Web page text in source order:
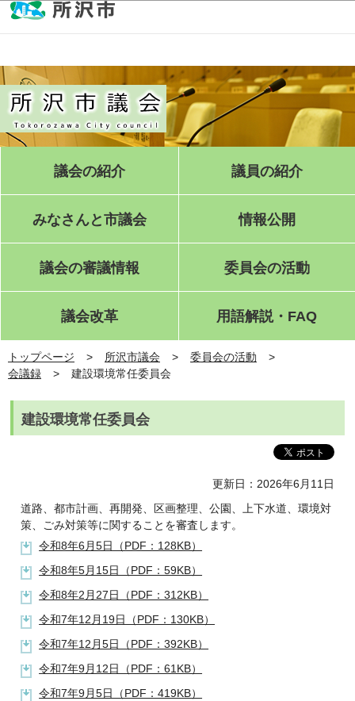
このページの本文へ移動
議会の紹介 議員の紹介
みなさんと市議会 情報公開
議会の審議情報 委員会の活動
議会改革 用語解説・FAQ
トップページ 所沢市議会
委員会の活動
会議録
建設環境常任委員会
建設環境常任委員会
更新日：2026年6月11日
道路、都市計画、再開発、区画整理、公園、上下水道、環境対
策、ごみ対策等に関することを審査します。
令和8年6月5日（PDF：128KB）
令和8年5月15日（PDF：59KB）
令和8年2月27日（PDF：312KB）
令和7年12月19日（PDF：130KB）
令和7年12月5日（PDF：392KB）
令和7年9月12日（PDF：61KB）
令和7年9月5日（PDF：419KB）